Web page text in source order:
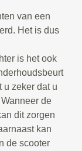
van een
Het is dus
is het ook
u zeker dat u
de
dit zorgen
kan
de scooter